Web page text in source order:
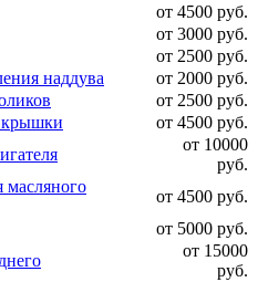
от 4500 руб.
от 3000 руб.
от 2500 руб.
наддува
от 2000 руб.
от 2500 руб.
крышки
от 4500 руб.
от 10000
руб.
масляного
от 4500 руб.
от 5000 руб.
от 15000
руб.